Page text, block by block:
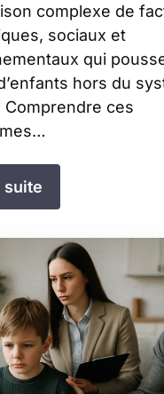
complexe de
sociaux et
qui
hors du
Comprendre ces
suite